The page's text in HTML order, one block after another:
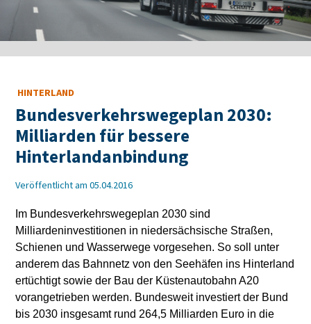
HINTERLAND
Bundesverkehrswegeplan 2030:
Milliarden für bessere
Hinterlandanbindung
Veröffentlicht am 05.04.2016
Im Bundesverkehrswegeplan 2030 sind
Milliardeninvestitionen in niedersächsische Straßen,
Schienen und Wasserwege vorgesehen. So soll unter
anderem das Bahnnetz von den Seehäfen ins Hinterland
ertüchtigt sowie der Bau der Küstenautobahn A20
vorangetrieben werden. Bundesweit investiert der Bund
bis 2030 insgesamt rund 264,5 Milliarden Euro in die